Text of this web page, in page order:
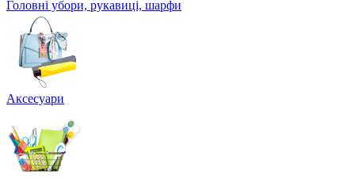
Головні убори, рукавиці, шарфи
Аксесуари